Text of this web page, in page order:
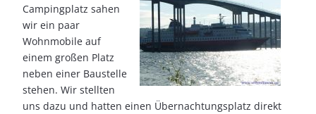
Campingplatz sahen
wir ein paar
Wohnmobile auf
einem großen Platz
neben einer Baustelle
stehen. Wir stellten
uns dazu und hatten einen Übernachtungsplatz direkt